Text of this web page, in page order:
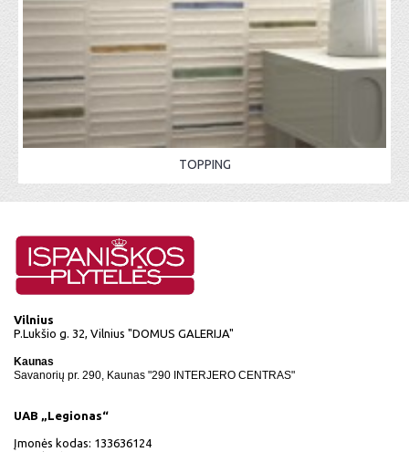
TOPPING
Vilnius
P.Lukšio g. 32, Vilnius "DOMUS GALERIJA"
Kaunas
Savanorių pr. 290, Kaunas "290 INTERJERO CENTRAS"
UAB „Legionas“
Įmonės kodas: 133636124